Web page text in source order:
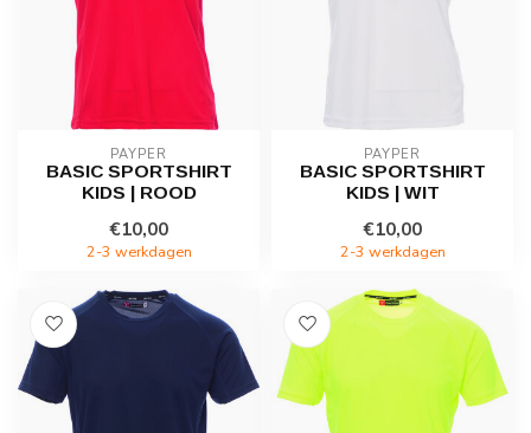
PAYPER
BASIC SPORTSHIRT
KIDS | ROOD
€10,00
2-3 werkdagen
PAYPER
BASIC SPORTSHIRT
KIDS | WIT
€10,00
2-3 werkdagen